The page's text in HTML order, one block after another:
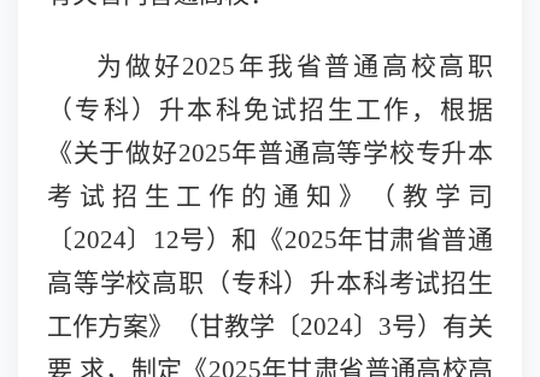
为做好2025年我省普通高校高职
（专科）升本科免试招生工作，根据
《关于做好2025年普通高等学校专升本
考试招生工作的通知》（教学司
〔2024〕12号）和《2025年甘肃省普通
高等学校高职（专科）升本科考试招生
工作方案》（甘教学〔2024〕3号）有关
要 求，制定《2025年甘肃省普通高校高